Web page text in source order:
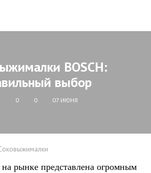
BOSCH:
выбор
0 0 07 ИЮНЯ
рынке представлена огромным